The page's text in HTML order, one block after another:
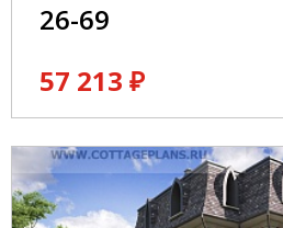
26-69
57 213 ₽